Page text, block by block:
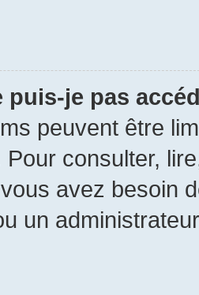
puis-je pas
peuvent être
Pour consulter,
avez besoin
un